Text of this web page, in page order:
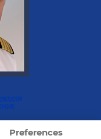
Preferences